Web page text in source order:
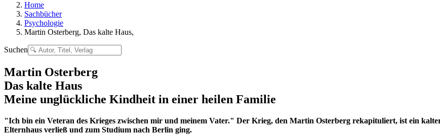
Home
Sachbücher
Psychologie
Martin Osterberg, Das kalte Haus,
Suchen
Martin Osterberg
Das kalte Haus
Meine unglückliche Kindheit in einer heilen Familie
"Ich bin ein Veteran des Krieges zwischen mir und meinem Vater." Der Krieg, den Martin Osterberg rekapituliert, ist ein
Elternhaus verließ und zum Studium nach Berlin ging.